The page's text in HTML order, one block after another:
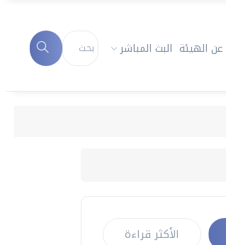
عن الهيئة البث المباشر
الأكثر قراءة